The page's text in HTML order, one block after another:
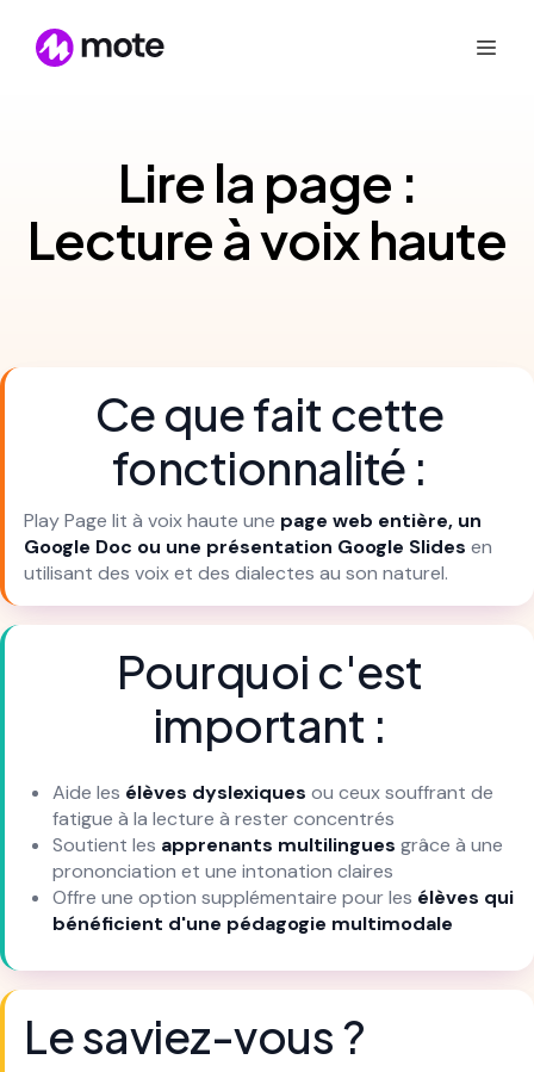
Lire la page :
Lecture à voix haute
Ce que fait cette
fonctionnalité :
Play Page lit à voix haute une page web entière, un
Google Doc ou une présentation Google Slides en
utilisant des voix et des dialectes au son naturel.
Pourquoi c'est
important :
Aide les élèves dyslexiques ou ceux souffrant de
fatigue à la lecture à rester concentrés
Soutient les apprenants multilingues grâce à une
prononciation et une intonation claires
Offre une option supplémentaire pour les élèves qui
bénéficient d'une pédagogie multimodale
Le saviez-vous ?